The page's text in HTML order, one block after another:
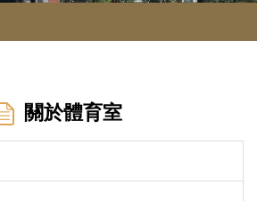
關於體育室